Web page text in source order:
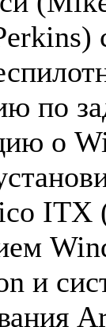
по
о
и